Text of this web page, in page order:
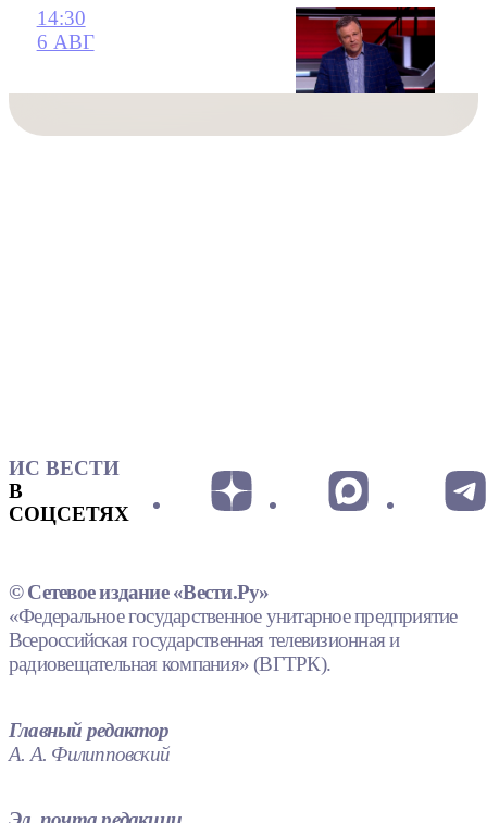
14:30
6 АВГ
ИС ВЕСТИ
В
СОЦСЕТЯХ
© Сетевое издание «Вести.Ру»
«Федеральное государственное унитарное предприятие
Всероссийская государственная телевизионная и
радиовещательная компания» (ВГТРК).
Главный редактор
А. А. Филипповский